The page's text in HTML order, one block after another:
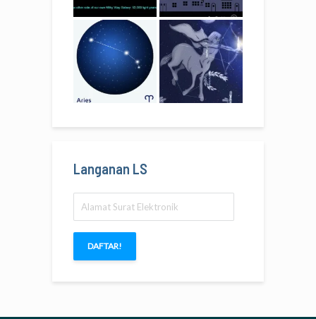
Langanan LS
Surat
Elektronik
DAFTAR!